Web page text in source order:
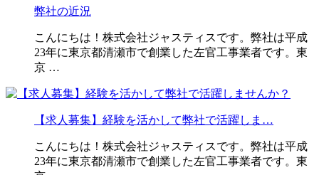
弊社の近況
こんにちは！株式会社ジャスティスです。弊社は平成
23年に東京都清瀬市で創業した左官工事業者です。東
京 …
【求人募集】経験を活かして弊社で活躍しま…
こんにちは！株式会社ジャスティスです。弊社は平成
23年に東京都清瀬市で創業した左官工事業者です。東